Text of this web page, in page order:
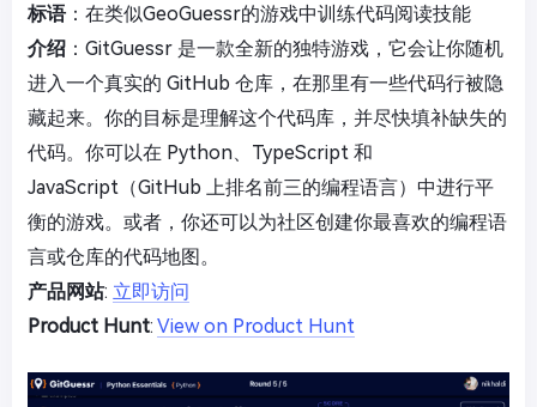
标语：在类似GeoGuessr的游戏中训练代码阅读技能
介绍 ：GitGuessr 是一款全新的独特游戏，它会让你随机
进入一个真实的 GitHub 仓库，在那里有一些代码行被隐
藏起来。你的目标是理解这个代码库，并尽快填补缺失的
代码。你可以在 Python、TypeScript 和
JavaScript（GitHub 上排名前三的编程语言）中进行平
衡的游戏。或者，你还可以为社区创建你最喜欢的编程语
言或仓库的代码地图。
产品网站: 立即访问
Product Hunt: View on Product Hunt